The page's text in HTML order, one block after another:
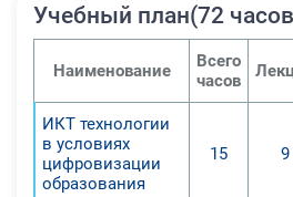
образовании.
3. Изучить
организации
вебинаров и
организации.
Учебный план(72
Наименование
Всего
часов
ИКТ технологии
в условиях
цифровизации
образования
15 9